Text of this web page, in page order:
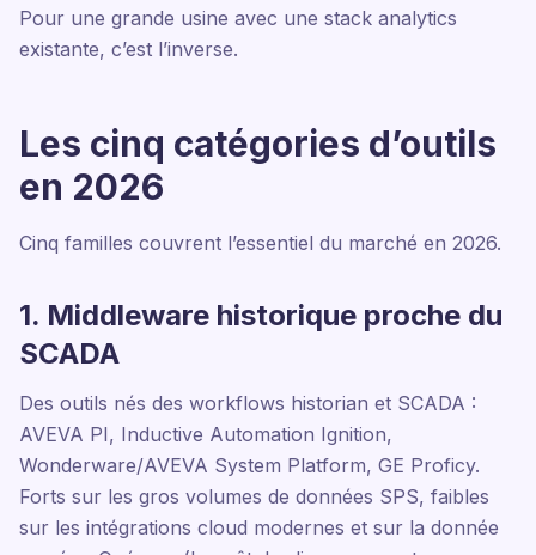
Pour une grande usine avec une stack analytics
existante, c’est l’inverse.
Les cinq catégories d’outils
en 2026
Cinq familles couvrent l’essentiel du marché en 2026.
1. Middleware historique proche du
SCADA
Des outils nés des workflows historian et SCADA :
AVEVA PI, Inductive Automation Ignition,
Wonderware/AVEVA System Platform, GE Proficy.
Forts sur les gros volumes de données SPS, faibles
sur les intégrations cloud modernes et sur la donnée